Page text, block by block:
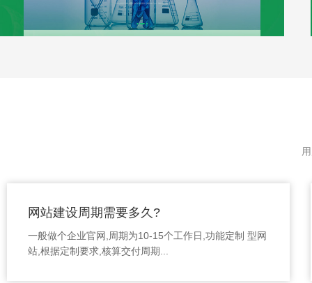
网站建设周期需要多久?
一般做个企业官网,周期为10-15个工作日,功能定制 型网
站,根据定制要求,核算交付周期...